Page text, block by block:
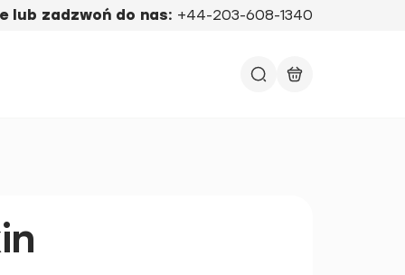
lub zadzwoń do nas: +44-203-608-1340